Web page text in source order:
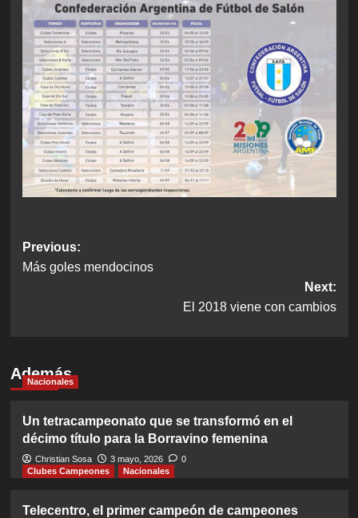
Post
navigation
Previous:
Más goles mendocinos
Next:
El 2018 viene con cambios
Además
Nacionales
Un tetracampeonato que se transformó en el
décimo título para la Borravino femenina
Christian Sosa 3 mayo, 2026
0
Clubes Campeones
Nacionales
Telecentro, el primer campeón de campeones